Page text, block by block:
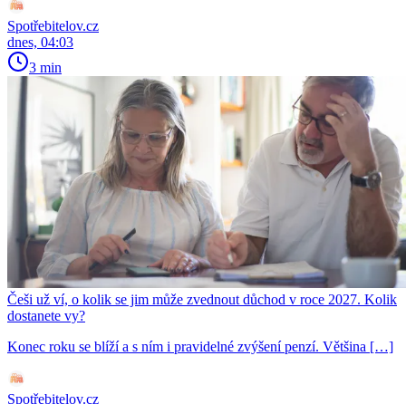
Spotřebitelov.cz
dnes, 04:03
3 min
Češi už ví, o kolik se jim může zvednout důchod v roce 2027. Kolik
dostanete vy?
Konec roku se blíží a s ním i pravidelné zvýšení penzí. Většina […]
Spotřebitelov.cz